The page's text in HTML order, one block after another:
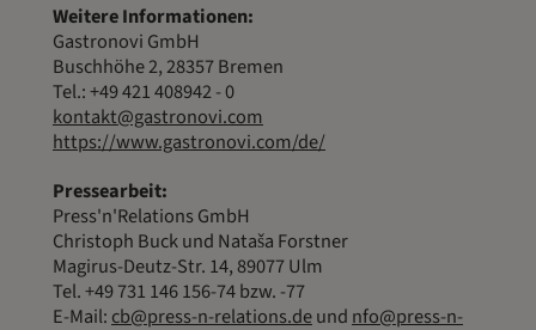
Weitere Informationen:
Gastronovi GmbH
Buschhöhe 2, 28357 Bremen
Tel.: +49 421 408942 - 0
kontakt@gastronovi.com
https://www.gastronovi.com/de/
Pressearbeit:
Press'n'Relations GmbH
Christoph Buck und Nataša Forstner
Magirus-Deutz-Str. 14, 89077 Ulm
Tel. +49 731 146 156-74 bzw. -77
E-Mail: cb@press-n-relations.deund nfo@press-n-